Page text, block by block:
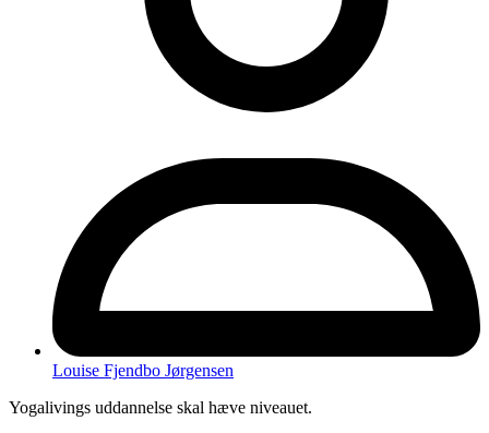
Louise Fjendbo Jørgensen
Yogalivings uddannelse skal hæve niveauet.